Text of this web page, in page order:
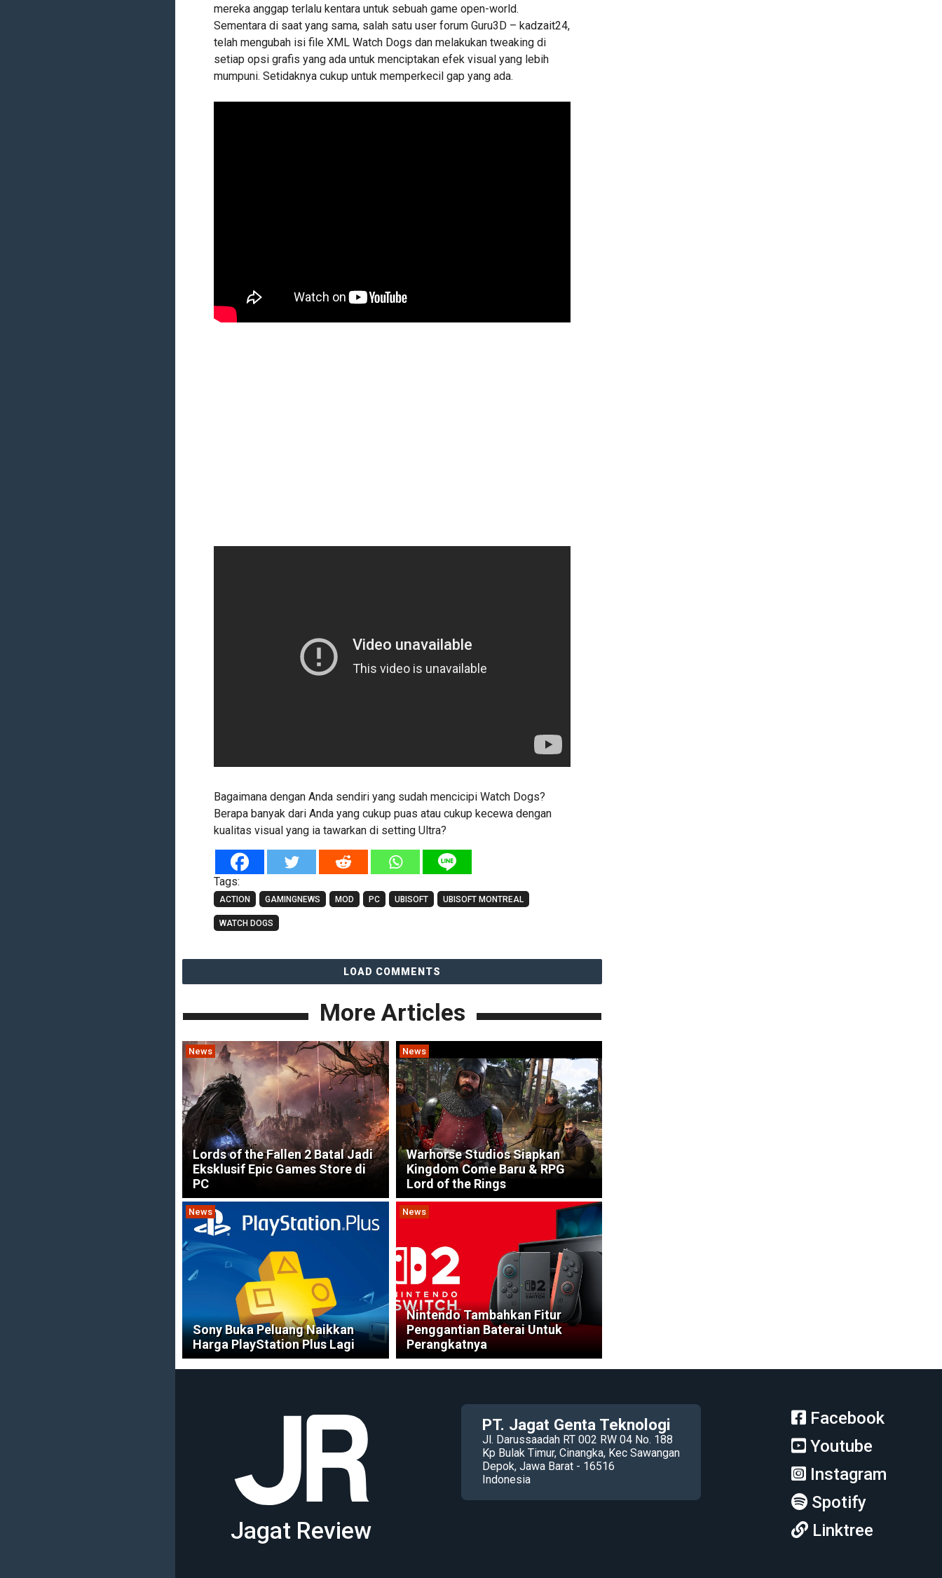
mereka anggap terlalu kentara untuk sebuah game open-world.
Sementara di saat yang sama, salah satu user forum Guru3D – kadzait24,
telah mengubah isi file XML Watch Dogs dan melakukan tweaking di
setiap opsi grafis yang ada untuk menciptakan efek visual yang lebih
mumpuni. Setidaknya cukup untuk memperkecil gap yang ada.
Bagaimana dengan Anda sendiri yang sudah mencicipi Watch Dogs?
Berapa banyak dari Anda yang cukup puas atau cukup kecewa dengan
kualitas visual yang ia tawarkan di setting Ultra?
Tags:
ACTION GAMINGNEWS MOD PC UBISOFT UBISOFT MONTREAL
WATCH DOGS
LOAD COMMENTS
More Articles
News
Lords of the Fallen 2 Batal Jadi
Eksklusif Epic Games Store di
PC
News
Warhorse Studios Siapkan
Kingdom Come Baru & RPG
Lord of the Rings
News
Sony Buka Peluang Naikkan
Harga PlayStation Plus Lagi
News
Nintendo Tambahkan Fitur
Penggantian Baterai Untuk
Perangkatnya
Jagat Review
PT. Jagat Genta Teknologi
Jl. Darussaadah RT 002 RW 04 No. 188
Kp Bulak Timur, Cinangka, Kec Sawangan
Depok, Jawa Barat - 16516
Indonesia
Facebook
Youtube
Instagram
Spotify
Linktree